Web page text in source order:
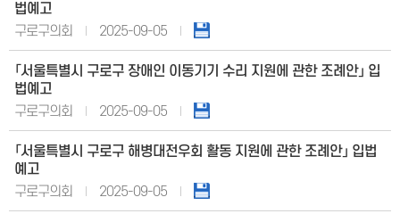
법예고
구로구의회
2025-09-05
「서울특별시 구로구 장애인 이동기기 수리 지원에 관한 조례안」 입
법예고
구로구의회
2025-09-05
「서울특별시 구로구 해병대전우회 활동 지원에 관한 조례안」 입법
예고
구로구의회
2025-09-05